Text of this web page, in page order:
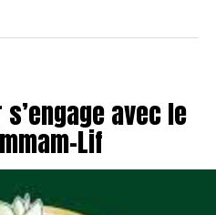
avec le
Lif